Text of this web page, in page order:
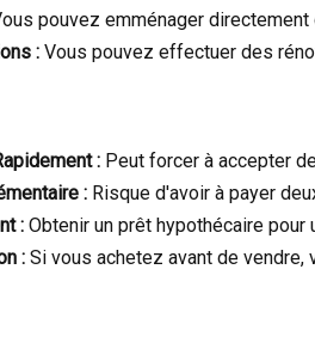
pouvez emménager
: Vous pouvez effectuer des
: Peut forcer à accepter
: Risque d'avoir à payer
: Obtenir un prêt hypothécaire
: Si vous achetez avant de